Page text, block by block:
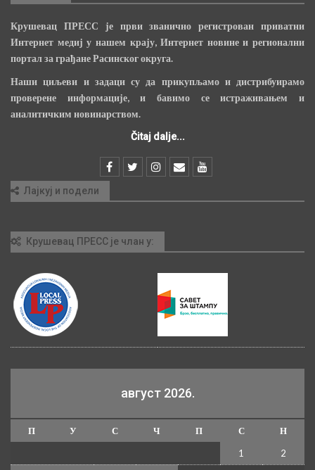
Крушевац ПРЕСС је први званично регистрован приватни
Интернет медиј у нашем крају, Интернет новине и регионални
портал за грађане Расинског округа.
Наши циљеви и задаци су да прикупљамо и дистрибуирамо
проверене информације, и бавимо се истраживањем и
аналитичким новинарством.
Čitaj dalje...
Лајкуј и подели
Крушевац ПРЕСС је члан у:
август 2026.
П У С Ч П С
Н
1
2